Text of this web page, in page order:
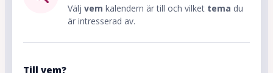
Välj vem kalendern är till och vilket tema du
är intresserad av.
Till vem?